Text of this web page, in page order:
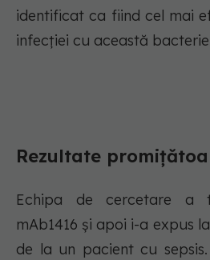
identificat ca fiind cel mai
infecției cu această
Rezultate
Echipa de cercetare a
mAb1416 și apoi i-a expus
de la un pacient cu